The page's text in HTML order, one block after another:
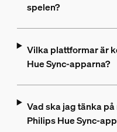
spelen?
Vilka plattformar är
Hue Sync-apparna?
Vad ska jag tänka
Philips Hue Sync-